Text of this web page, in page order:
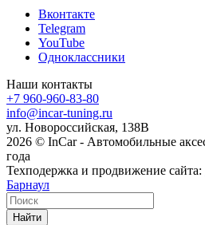
Вконтакте
Telegram
YouTube
Одноклассники
Наши контакты
+7 960-960-83-80
info@incar-tuning.ru
ул. Новороссийская, 138В
2026 © InCar - Автомобильные
года
Техподержка и продвижение сайта:
Барнаул
Найти